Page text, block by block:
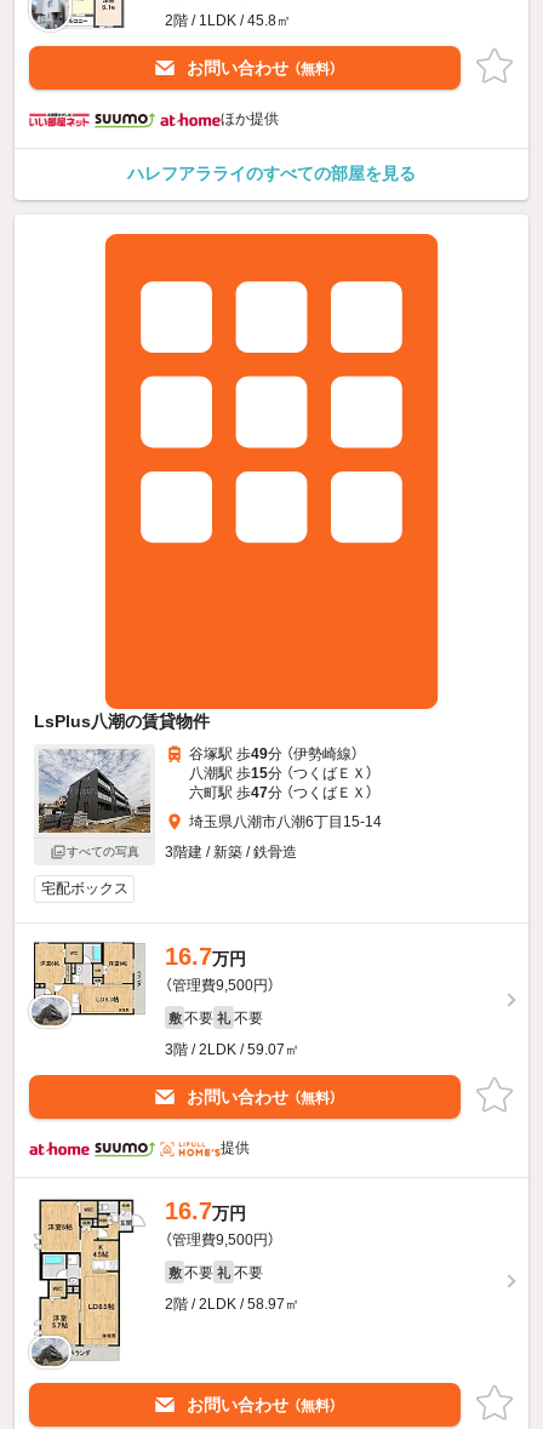
2階 / 1LDK / 45.8㎡
お問い合わせ （無料）
ほか提供
ハレフアラライのすべての部屋を見る
LsPlus八潮の賃貸物件
すべての写真
谷塚駅 歩49分 （伊勢崎線）
八潮駅 歩15分 （つくばＥＸ）
六町駅 歩47分 （つくばＥＸ）
埼玉県八潮市八潮6丁目15-14
3階建 / 新築 / 鉄骨造
宅配ボックス
16.7万円
（管理費9,500円）
敷 不要 礼 不要
3階 / 2LDK / 59.07㎡
お問い合わせ （無料）
提供
16.7万円
（管理費9,500円）
敷 不要 礼 不要
2階 / 2LDK / 58.97㎡
お問い合わせ （無料）